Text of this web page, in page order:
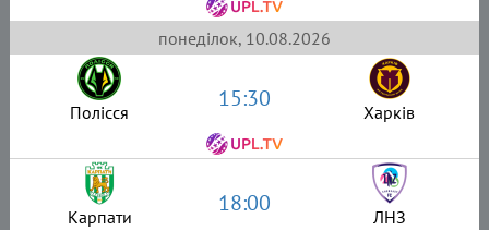
понеділок, 10.08.2026
Полісся 15:30 Харків
Карпати 18:00 ЛНЗ